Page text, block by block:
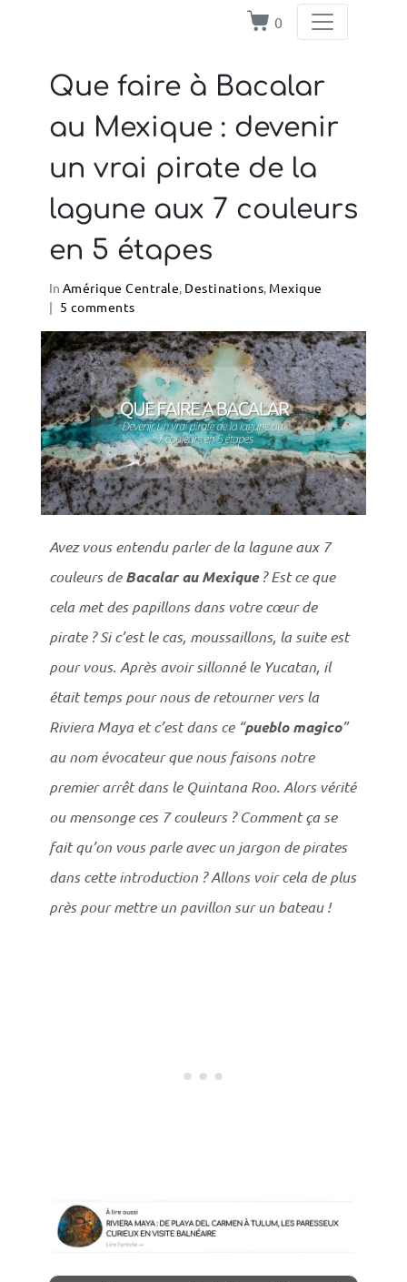
0
Que faire à Bacalar
au Mexique : devenir
un vrai pirate de la
lagune aux 7 couleurs
en 5 étapes
In Amérique Centrale, Destinations, Mexique
5 comments
Avez vous entendu parler de la lagune aux 7
couleurs deBacalar au Mexique? Est ce que
cela met des papillons dans votre cœur de
pirate ? Si c’est le cas, moussaillons, la suite est
pour vous. Après avoir sillonné le Yucatan, il
était temps pour nous de retourner vers la
Riviera Maya et c’est dans ce “pueblo magico”
au nom évocateur que nous faisons notre
premier arrêt dans le Quintana Roo. Alors vérité
ou mensonge ces 7 couleurs ? Comment ça se
fait qu’on vous parle avec un jargon de pirates
dans cette introduction ? Allons voir cela de plus
près pour mettre un pavillon sur un bateau !